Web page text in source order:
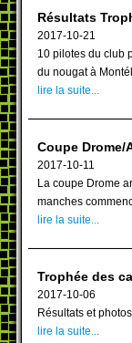
Résultats
2017-10-21
10 pilotes du club
du nougat à
lire la suite...
Coupe Drome/
2017-10-11
La coupe Drome
manches
lire la suite...
Trophée des
2017-10-06
Résultats et
lire la suite...